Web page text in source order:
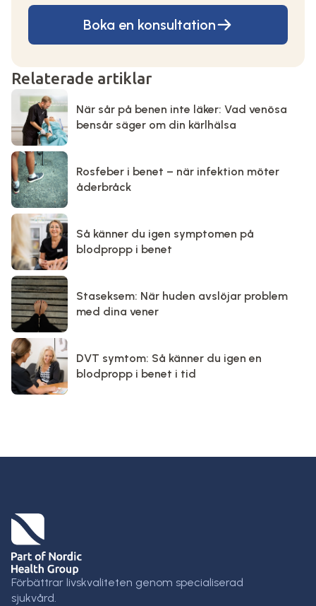
Boka en konsultation
Relaterade artiklar
När sår på benen inte läker: Vad venösa
bensår säger om din kärlhälsa
Rosfeber i benet – när infektion möter
åderbråck
Så känner du igen symptomen på
blodpropp i benet
Staseksem: När huden avslöjar problem
med dina vener
DVT symtom: Så känner du igen en
blodpropp i benet i tid
Förbättrar livskvaliteten genom specialiserad
sjukvård.